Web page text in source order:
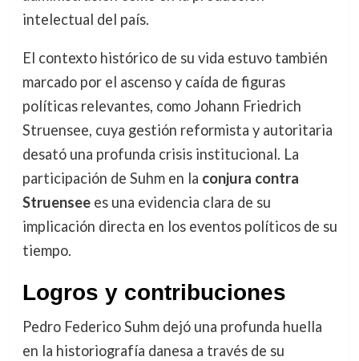
intelectual del país.
El contexto histórico de su vida estuvo también
marcado por el ascenso y caída de figuras
políticas relevantes, como Johann Friedrich
Struensee, cuya gestión reformista y autoritaria
desató una profunda crisis institucional. La
participación de Suhm en la conjura contra
Struenseees una evidencia clara de su
implicación directa en los eventos políticos de su
tiempo.
Logros y contribuciones
Pedro Federico Suhm dejó una profunda huella
en la historiografía danesa a través de su